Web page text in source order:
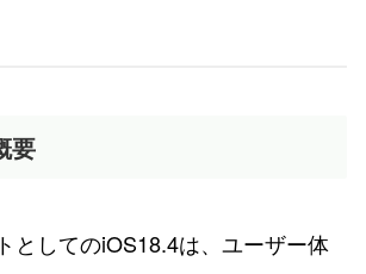
要
としてのiOS18.4は、ユーザー体